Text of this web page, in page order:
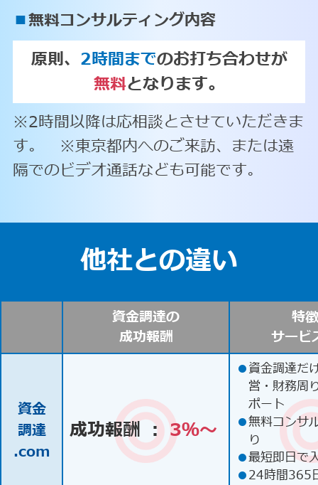
■無料コンサルティング内容
原則、 2時間までのお打ち合わせが
無料となります。
※2時間以降は応相談とさせていただきま
す。 ※東京都内へのご来訪、または遠
隔でのビデオ通話なども可能です。
他社との違い
資金調達の
成功報酬
特
サービ
資金
調達
.com
成功報酬 ： 3％〜
●資金調達だ
営・財務周
ポート
●無料コンサ
り
●最短即日で
●24時間365